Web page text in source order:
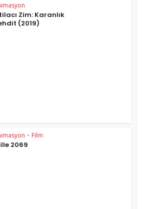
Zim: Karanlık
(2019)
• Film
2069